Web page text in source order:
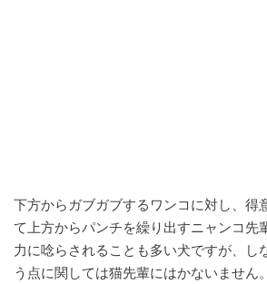
下方からガブガブするワンコに対し、得
て上方からパンチを繰り出すニャンコ先
力に唸らされることも多い犬ですが、し
う点に関しては猫先輩にはかないません